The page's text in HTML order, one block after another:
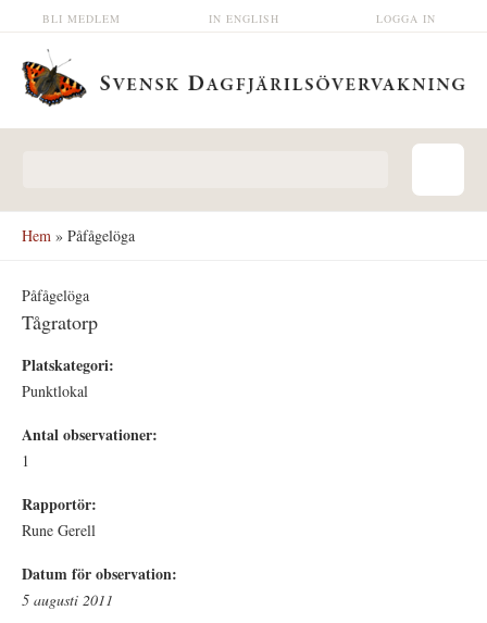
Hoppa till huvudinnehåll LOGGA IN
IN ENGLISH
BLI MEDLEM
Hem » Påfågelöga
Påfågelöga
Tågratorp
Platskategori:
Punktlokal
Antal observationer:
1
Rapportör:
Rune Gerell
Datum för observation:
5 augusti 2011